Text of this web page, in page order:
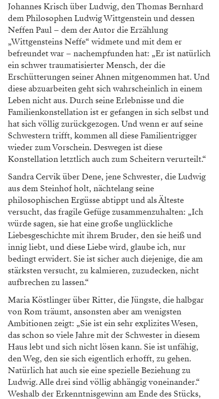
Johannes Krisch über Ludwig, den Thomas Bernhard
dem Philosophen Ludwig Wittgenstein und dessen
Neffen Paul – dem der Autor die Erzählung
„Wittgensteins Neffe“ widmete und mit dem er
befreundet war – nachempfunden hat: „Er ist natürlich
ein schwer traumatisierter Mensch, der die
Erschütterungen seiner Ahnen mitgenommen hat. Und
diese abzuarbeiten geht sich wahrscheinlich in einem
Leben nicht aus. Durch seine Erlebnisse und die
Familienkonstellation ist er gefangen in sich selbst und
hat sich völlig zurückgezogen. Und wenn er auf seine
Schwestern trifft, kommen all diese Familientrigger
wieder zum Vorschein. Deswegen ist diese
Konstellation letztlich auch zum Scheitern verurteilt.“
Sandra Cervik über Dene, jene Schwester, die Ludwig
aus dem Steinhof holt, nächtelang seine
philosophischen Ergüsse abtippt und als Älteste
versucht, das fragile Gefüge zusammenzuhalten: „Ich
würde sagen, sie hat eine große unglückliche
Liebesgeschichte mit ihrem Bruder, den sie heiß und
innig liebt, und diese Liebe wird, glaube ich, nur
bedingt erwidert. Sie ist sicher auch diejenige, die am
stärksten versucht, zu kalmieren, zuzudecken, nicht
aufbrechen zu lassen.“
Maria Köstlinger über Ritter, die Jüngste, die halbgar
von Rom träumt, ansonsten aber am wenigsten
Ambitionen zeigt: „Sie ist ein sehr explizites Wesen,
das schon so viele Jahre mit der Schwester in diesem
Haus lebt und sich nicht lösen kann. Sie ist unfähig,
den Weg, den sie sich eigentlich erhofft, zu gehen.
Natürlich hat auch sie eine spezielle Beziehung zu
Ludwig. Alle drei sind völlig abhängig voneinander.“
Weshalb der Erkenntnisgewinn am Ende des Stücks,